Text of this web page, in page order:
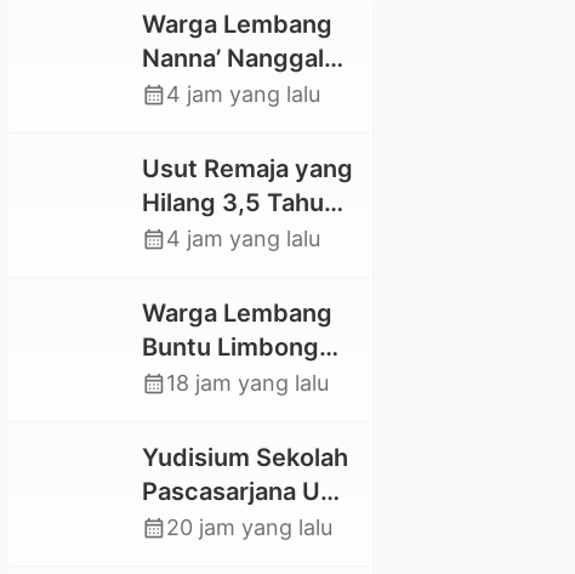
Warga Lembang
Nanna’ Nanggala,
Swadaya Cor
Jembatan
calendar_month4 jam yang lalu
Usut Remaja yang
Hilang 3,5 Tahun
Lalu, Polres Toraja
Datangi TKP
calendar_month4 jam yang lalu
Warga Lembang
Buntu Limbong
Gandasil,
Jalan Sepanjang
500 Meter
calendar_month18 jam yang lalu
Yudisium Sekolah
Pascasarjana UKI
Toraja Lahirkan 58
calendar_month20 jam yang lalu